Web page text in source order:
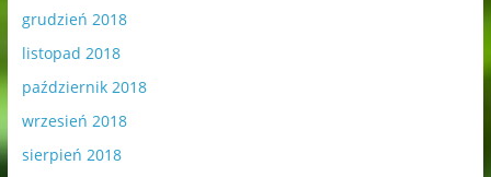
grudzień 2018
listopad 2018
październik 2018
wrzesień 2018
sierpień 2018